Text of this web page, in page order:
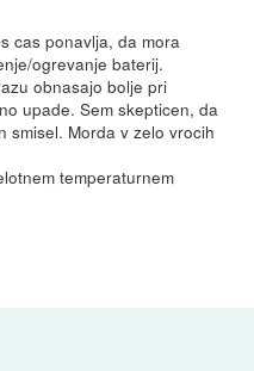
cas ponavlja, da mora
ogrevanje baterij.
obnasajo bolje pri
upade. Sem skepticen, da
smisel. Morda v zelo vrocih
temperaturnem